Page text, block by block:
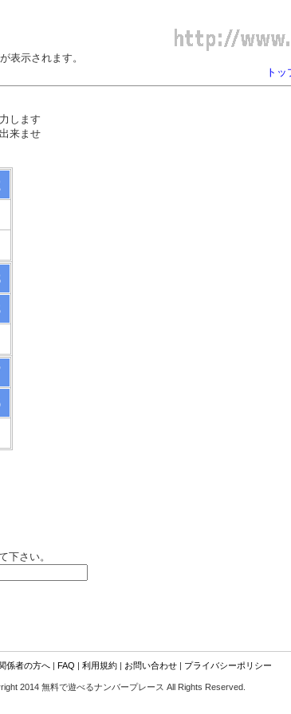
表示されます。
トッ
します
来ませ
下さい。
係者の方へ| FAQ | 利用規約| お問い合わせ| プライバシーポリシー
2014 無料で遊べるナンバープレース All Rights Reserved.